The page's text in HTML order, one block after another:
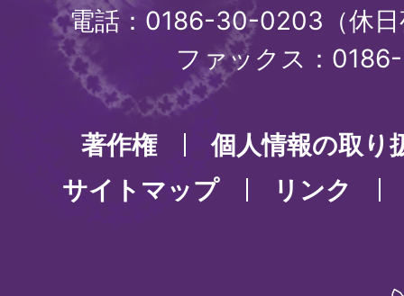
電話：0186-30-0203（休
ファックス：
著作権
個人情報の取り
サイトマップ
リンク